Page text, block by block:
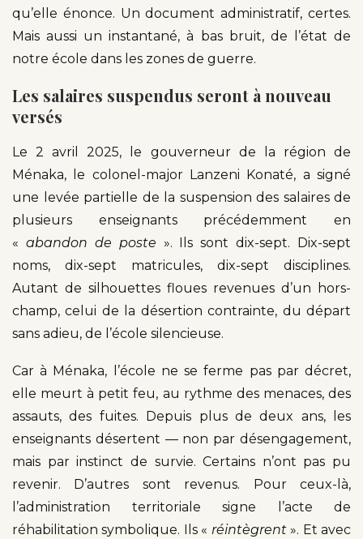
qu’elle énonce. Un document administratif, certes.
Mais aussi un instantané, à bas bruit, de l’état de
notre école dans les zones de guerre.
Les salaires suspendus seront à nouveau
versés
Le 2 avril 2025, le gouverneur de la région de
Ménaka, le colonel-major Lanzeni Konaté, a signé
une levée partielle de la suspension des salaires de
plusieurs enseignants précédemment en
« abandon de poste ». Ils sont dix-sept. Dix-sept
noms, dix-sept matricules, dix-sept disciplines.
Autant de silhouettes floues revenues d’un hors-
champ, celui de la désertion contrainte, du départ
sans adieu, de l’école silencieuse.
Car à Ménaka, l’école ne se ferme pas par décret,
elle meurt à petit feu, au rythme des menaces, des
assauts, des fuites. Depuis plus de deux ans, les
enseignants désertent — non par désengagement,
mais par instinct de survie. Certains n’ont pas pu
revenir. D’autres sont revenus. Pour ceux-là,
l’administration territoriale signe l’acte de
réhabilitation symbolique. Ils « réintègrent». Et avec